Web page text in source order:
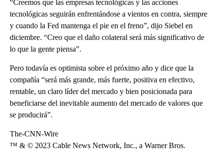
“Creemos que las empresas tecnológicas y las acciones
tecnológicas seguirán enfrentándose a vientos en contra, siempre
y cuando la Fed mantenga el pie en el freno”, dijo Siebel en
diciembre. “Creo que el daño colateral será más significativo de
lo que la gente piensa”.
Pero todavía es optimista sobre el próximo año y dice que la
compañía “será más grande, más fuerte, positiva en efectivo,
rentable, un claro líder del mercado y bien posicionada para
beneficiarse del inevitable aumento del mercado de valores que
se producirá”.
The-CNN-Wire
™ & © 2023 Cable News Network, Inc., a Warner Bros.